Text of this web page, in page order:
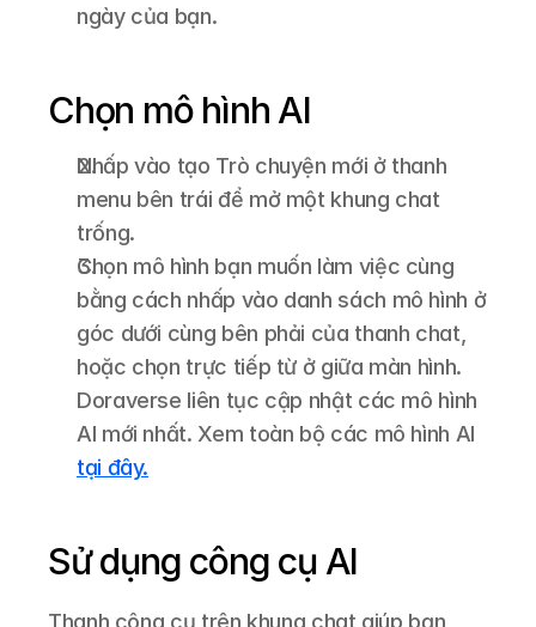
ngày của bạn.
Chọn mô hình AI
Nhấp vào tạo Trò chuyện mới ở thanh
menu bên trái để mở một khung chat
trống.
Chọn mô hình bạn muốn làm việc cùng
bằng cách nhấp vào danh sách mô hình ở
góc dưới cùng bên phải của thanh chat,
hoặc chọn trực tiếp từ ở giữa màn hình.
Doraverse liên tục cập nhật các mô hình
tại đây.
Sử dụng công cụ AI
Thanh công cụ trên khung chat giúp bạn